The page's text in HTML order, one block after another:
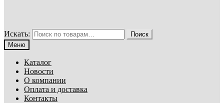
Искать:
Поиск
Меню
Каталог
Новости
О компании
Оплата и доставка
Контакты